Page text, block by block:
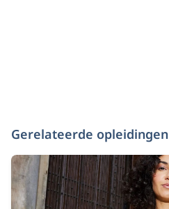
Gerelateerde opleidingen